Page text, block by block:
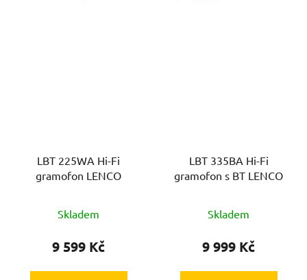
LBT 225WA Hi-Fi
gramofon LENCO
Skladem
9 599 Kč
LBT 335BA Hi-Fi
gramofon s BT LENCO
Skladem
9 999 Kč